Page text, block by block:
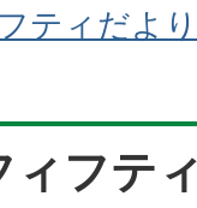
ティだよ
フテ